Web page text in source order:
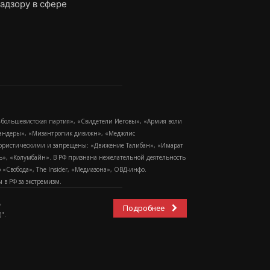
в сфере
партия», «Свидетели Иеговы», «Армия воли
«Мизантропик дивижн», «Меджлис
и запрещены: «Движение Талибан», «Имарат
«Колумбайн». В РФ признана нежелательной деятельность
The Insider, «Медиазона», ОВД-инфо.
РФ за экстремизм.
Подробнее